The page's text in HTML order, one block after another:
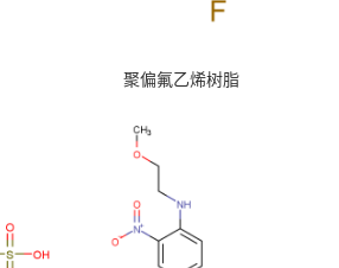
聚偏氟乙烯树脂